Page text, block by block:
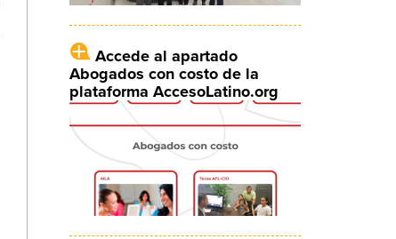
Accede al apartado
Abogados con costo de la
plataforma AccesoLatino.org